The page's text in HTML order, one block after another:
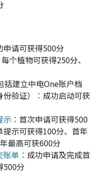
申请可获得500分
个植物可获得250分、
括建立中电One账户档
验证）︰成功启动可获
示 ︰首次申请可获得500
示可获得100分、首年
最高可获600分
账单 ︰成功申请及完成首
500分